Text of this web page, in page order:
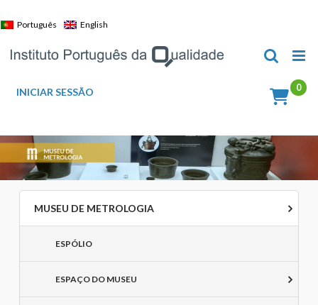
to
Português English
INICIAR SESSÃO
MUSEU DE METROLOGIA
ESPÓLIO
ESPAÇO DO MUSEU